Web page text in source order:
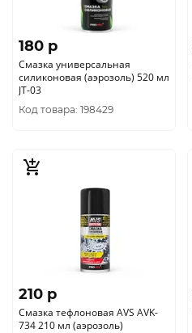
180 p
Смазка универсальная
силиконовая (аэрозоль) 520 мл
JT-03
Код товара: 198429
210 p
Смазка тефлоновая AVS AVK-
734 210 мл (аэрозоль)